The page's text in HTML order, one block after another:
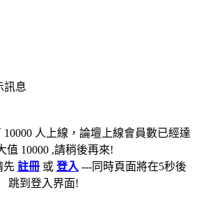
訊息
人上線，論壇上線會員數已經達
值 10000 ,請稍後再來!
先 註冊或 登入 ---同時頁面將在5秒後
跳到登入界面!